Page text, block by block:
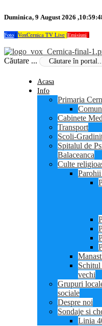
Duminica, 9 August 2026
Foto | VoxCernica TV Live |Emisiuni |
Căutare ...
Acasa
Info
Primaria
Cabinete
Transport
Scoli-
Spitalul de
Balaceanca
Culte
vechi
Grupuri
sociale
Despre noi
Sondaje si
Linia